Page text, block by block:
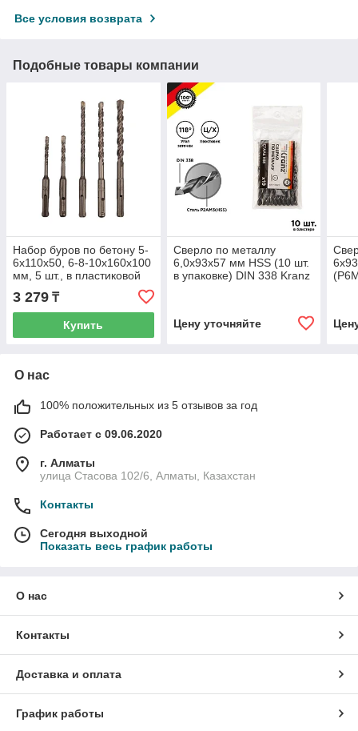
Все условия возврата
Подобные товары компании
Набор буров по бетону 5-
6х110х50, 6-8-10х160х100
мм, 5 шт., в пластиковой
коробке SDS PLUS Kranz
3 279 ₸
Купить
Сверло по металлу
6,0х93х57 мм HSS (10 шт.
в упаковке) DIN 338 Kranz
Цену уточняйте
О нас
100% положительных из 5 отзывов за год
Работает с 09.06.2020
г. Алматы
улица Стасова 102/6, Алматы, Казахстан
Контакты
Сегодня выходной
Показать весь график работы
О нас
Контакты
Доставка и оплата
График работы